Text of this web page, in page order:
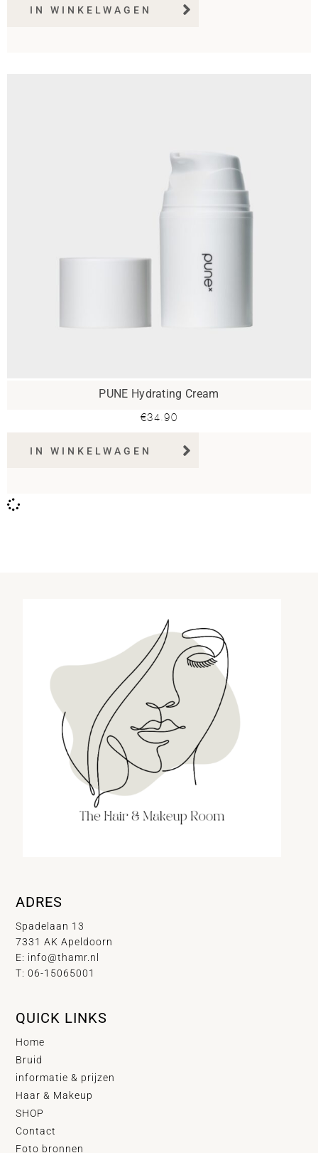
IN WINKELWAGEN
PUNE Hydrating Cream
€34.90
IN WINKELWAGEN
ADRES
Spadelaan 13
7331 AK Apeldoorn
E: info@thamr.nl
T: 06-15065001
QUICK LINKS
Home
Bruid
informatie & prijzen
Haar & Makeup
SHOP
Contact
Foto bronnen